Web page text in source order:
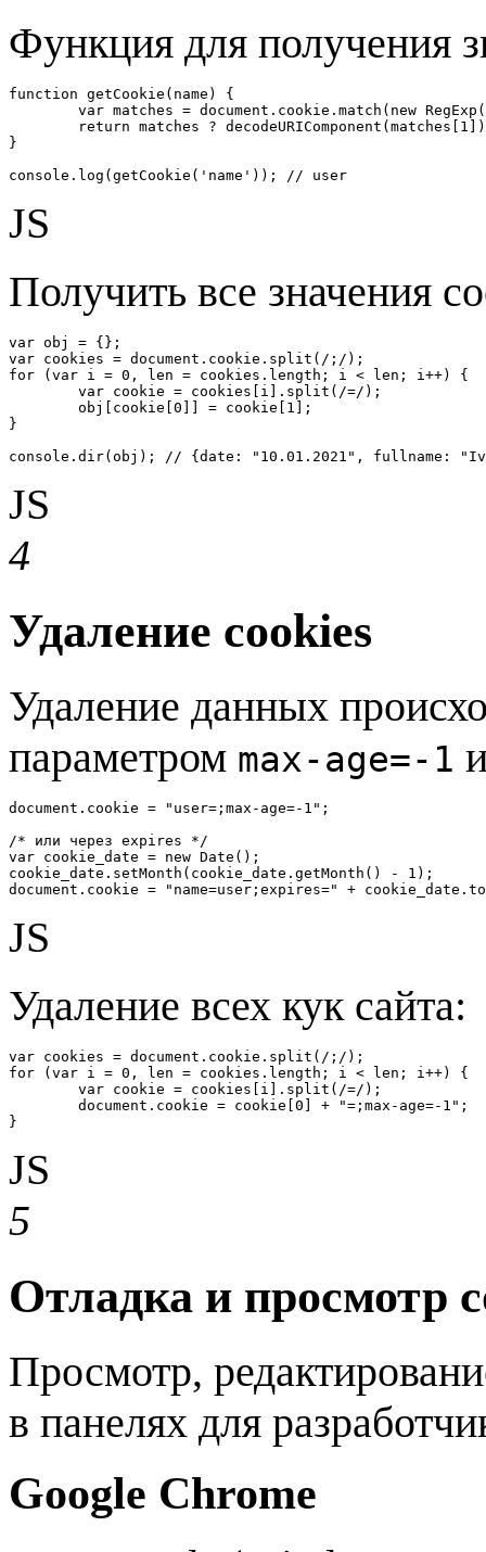
Функция для получения
function getCookie(name) {
}
console.log(getCookie('name')); // user
JS
Получить все значения
var obj = {};
var cookies = document.cookie.split(/;/);
for (var i = 0, len = cookies.length; i < len; i++) {
}
console.dir(obj); // {date: "10.01.2021", fullname:
JS
4
Удаление cookies
Удаление данных
параметром max-age=-1
document.cookie = "user=;max-age=-1";
/* или через expires */
var cookie_date = new Date();
cookie_date.setMonth(cookie_date.getMonth() - 1);
document.cookie = "name=user;expires=" +
JS
Удаление всех кук сайта:
var cookies = document.cookie.split(/;/);
for (var i = 0, len = cookies.length; i < len; i++) {
}
JS
5
Отладка и просмотр
Просмотр,
в панелях для
Google Chrome